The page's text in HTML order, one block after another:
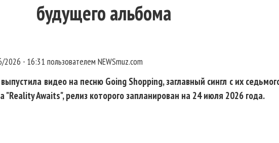
будущего альбома
2026 - 16:31 пользователем NEWSmuz.com
видео на песню Going Shopping, заглавный сингл с их
"Reality Awaits", релиз которого запланирован на 24 июля 2026 года.